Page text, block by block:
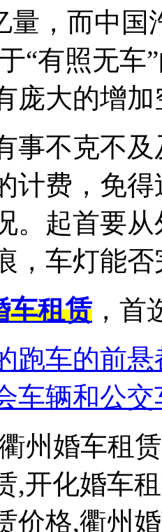
量，而中
“有照无车
庞大的增加
不克不及
计费，免
。起首要
，车灯能
车租赁 ，首
跑车的前
车辆和公
州婚车租
,开化婚车
价格,衢州